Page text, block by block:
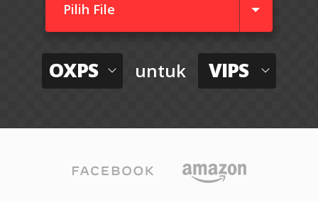
Pilih File
OXPS untuk VIPS